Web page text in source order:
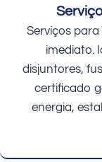
Serviços
imediato.
disjuntores,
certificado
energia,